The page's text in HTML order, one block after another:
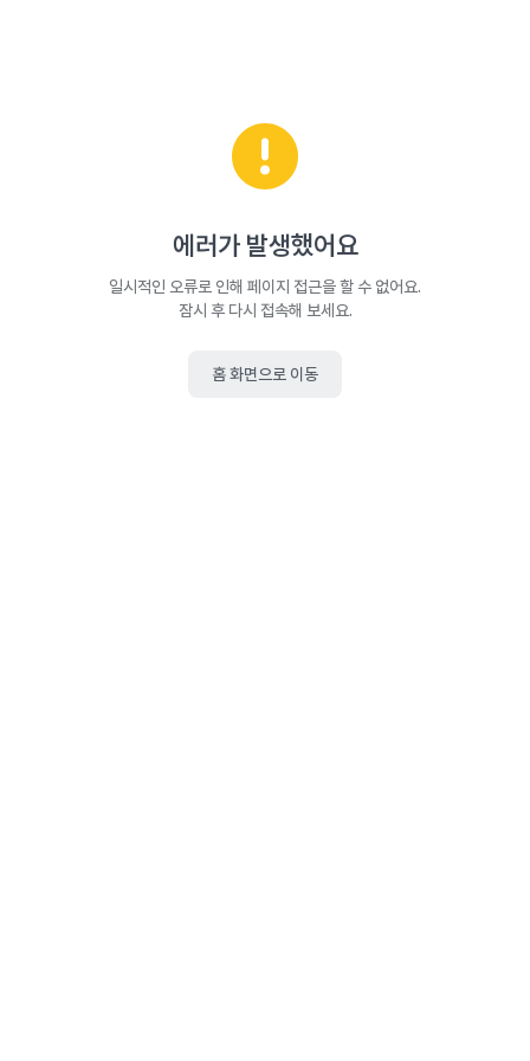
에러가 발생했어요
일시적인 오류로 인해 페이지 접근을 할 수 없어요.
잠시 후 다시 접속해 보세요.
홈 화면으로 이동